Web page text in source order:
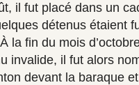
il fut placé dans un
détenus étaient
la fin du mois
invalide, il fut alors
devant la baraque